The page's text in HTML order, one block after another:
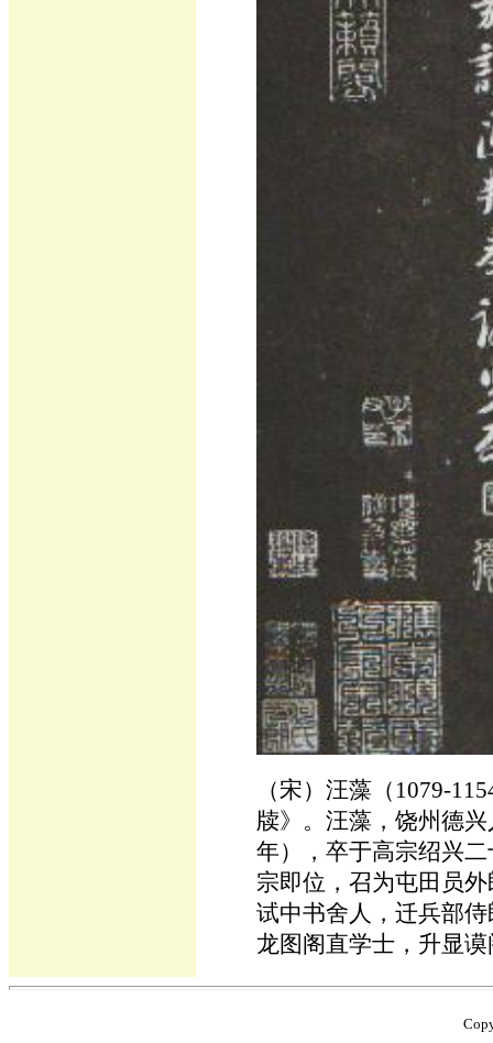
（宋）汪藻（1079-
牍》。汪藻，饶州德
年），卒于高宗绍兴
宗即位，召为屯田员
试中书舍人，迁兵部
龙图阁直学士，升显